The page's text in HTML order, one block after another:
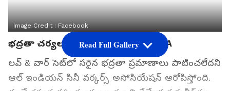
Image Credit :Facebook
భద్రతా చర్యలపై ప్రశ్నలు లేవనెత్తిన AICWA
లవ్ & వార్ సెట్‌లో సరైన భద్రతా ప్రమాణాలు పాటించలేదని
ఆల్ ఇండియన్ సినీ వర్కర్స్ అసోసియేషన్ ఆరోపిస్తోంది.
Read Full Gallery